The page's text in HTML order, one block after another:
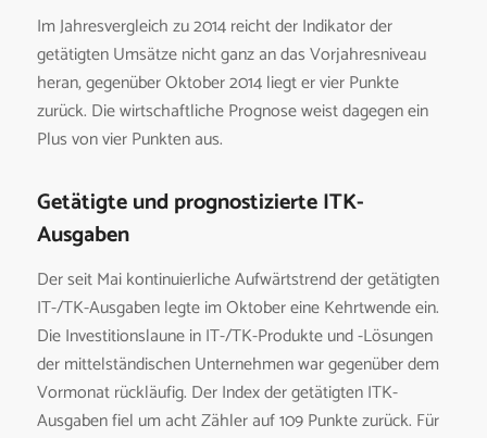
Im Jahresvergleich zu 2014 reicht der Indikator der
getätigten Umsätze nicht ganz an das Vorjahresniveau
heran, gegenüber Oktober 2014 liegt er vier Punkte
zurück. Die wirtschaftliche Prognose weist dagegen ein
Plus von vier Punkten aus.
Getätigte und prognostizierte ITK-
Ausgaben
Der seit Mai kontinuierliche Aufwärtstrend der getätigten
IT-/TK-Ausgaben legte im Oktober eine Kehrtwende ein.
Die Investitionslaune in IT-/TK-Produkte und -Lösungen
der mittelständischen Unternehmen war gegenüber dem
Vormonat rückläufig. Der Index der getätigten ITK-
Ausgaben fiel um acht Zähler auf 109 Punkte zurück. Für